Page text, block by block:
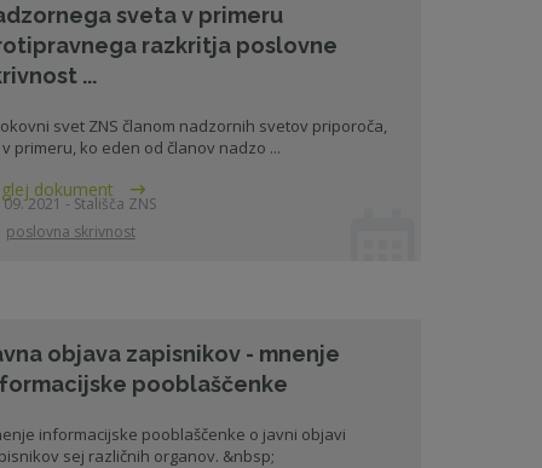
sveta v primeru
razkritja poslovne
...
svet ZNS članom nadzornih svetov priporoča,
primeru, ko eden od članov nadzo ...
dokument
2021 - Stališča ZNS
poslovna skrivnost
objava zapisnikov - mnenje
pooblaščenke
informacijske pooblaščenke o javni objavi
sej različnih organov. &nbsp;